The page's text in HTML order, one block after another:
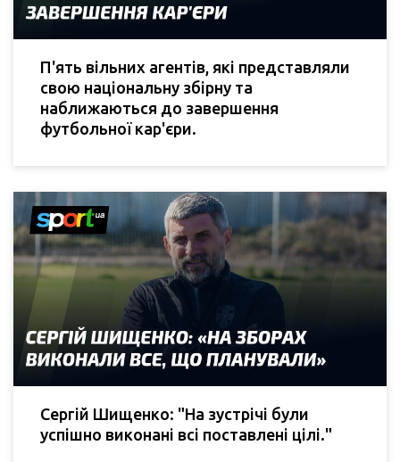
П'ять вільних агентів, які представляли
свою національну збірну та
наближаються до завершення
футбольної кар'єри.
Сергій Шищенко: "На зустрічі були
успішно виконані всі поставлені цілі."